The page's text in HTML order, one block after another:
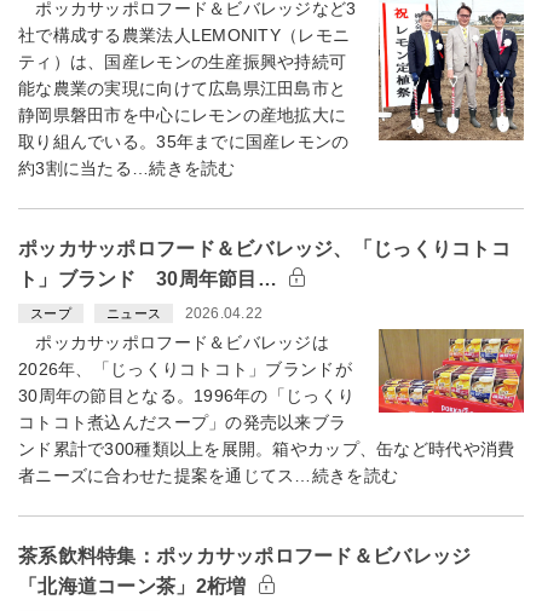
ポッカサッポロフード＆ビバレッジなど3
社で構成する農業法人LEMONITY（レモニ
ティ）は、国産レモンの生産振興や持続可
能な農業の実現に向けて広島県江田島市と
静岡県磐田市を中心にレモンの産地拡大に
取り組んでいる。35年までに国産レモンの
約3割に当たる…続きを読む
ポッカサッポロフード＆ビバレッジ、「じっくりコトコ
ト」ブランド 30周年節目…
スープ ニュース 2026.04.22
ポッカサッポロフード＆ビバレッジは
2026年、「じっくりコトコト」ブランドが
30周年の節目となる。1996年の「じっくり
コトコト煮込んだスープ」の発売以来ブラ
ンド累計で300種類以上を展開。箱やカップ、缶など時代や消費
者ニーズに合わせた提案を通じてス…続きを読む
茶系飲料特集：ポッカサッポロフード＆ビバレッジ
「北海道コーン茶」2桁増